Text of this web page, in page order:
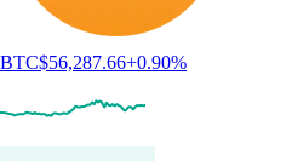
BTC$56,287.66+0.90%